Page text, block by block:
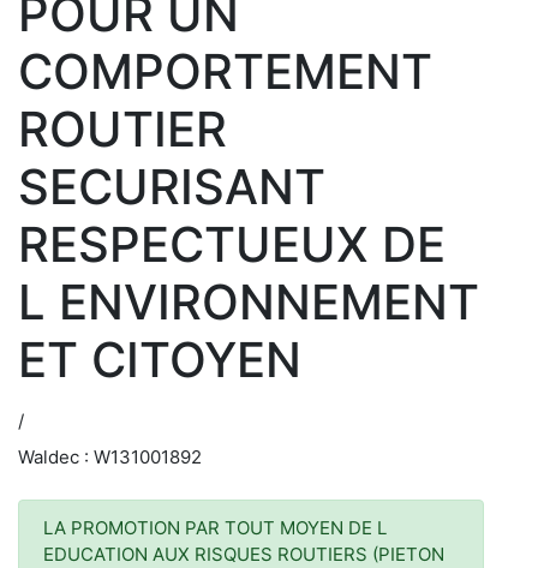
POUR UN
COMPORTEMENT
ROUTIER
SECURISANT
RESPECTUEUX DE
L ENVIRONNEMENT
ET CITOYEN
/
Waldec : W131001892
LA PROMOTION PAR TOUT MOYEN DE L
EDUCATION AUX RISQUES ROUTIERS (PIETON